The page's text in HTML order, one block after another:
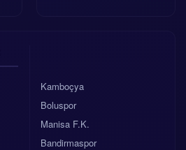
Kamboçya
Boluspor
Manisa F.K.
Bandirmaspor